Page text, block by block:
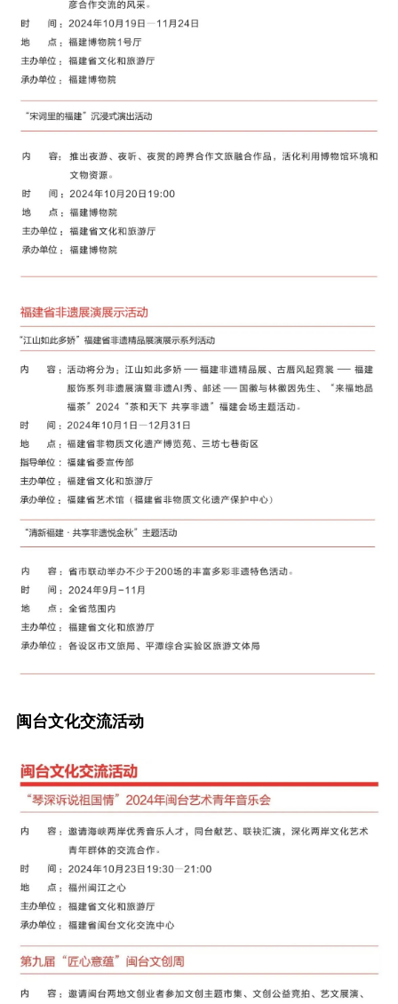
闽台文化交流活动